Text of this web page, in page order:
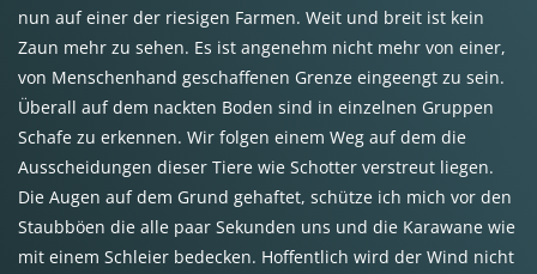
nun auf einer der riesigen Farmen. Weit und breit ist kein
Zaun mehr zu sehen. Es ist angenehm nicht mehr von einer,
von Menschenhand geschaffenen Grenze eingeengt zu sein.
Überall auf dem nackten Boden sind in einzelnen Gruppen
Schafe zu erkennen. Wir folgen einem Weg auf dem die
Ausscheidungen dieser Tiere wie Schotter verstreut liegen.
Die Augen auf dem Grund gehaftet, schütze ich mich vor den
Staubböen die alle paar Sekunden uns und die Karawane wie
mit einem Schleier bedecken. Hoffentlich wird der Wind nicht